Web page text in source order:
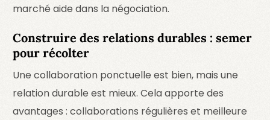
marché aide dans la négociation.
Construire des relations durables : semer
pour récolter
Une collaboration ponctuelle est bien, mais une
relation durable est mieux. Cela apporte des
avantages : collaborations régulières et meilleure